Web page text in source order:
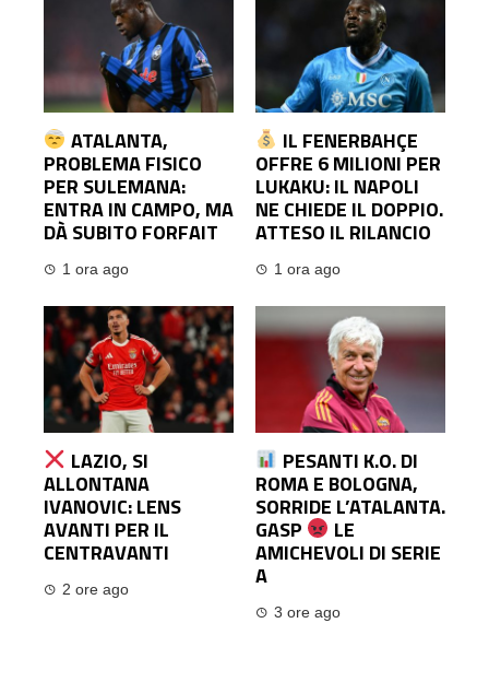
ATALANTA,
PROBLEMA FISICO
PER SULEMANA:
ENTRA IN CAMPO, MA
DÀ SUBITO FORFAIT
1 ora ago
IL FENERBAHÇE
OFFRE 6 MILIONI PER
LUKAKU: IL NAPOLI
NE CHIEDE IL DOPPIO.
ATTESO IL RILANCIO
1 ora ago
LAZIO, SI
ALLONTANA
IVANOVIC: LENS
AVANTI PER IL
CENTRAVANTI
2 ore ago
PESANTI K.O. DI
ROMA E BOLOGNA,
SORRIDE L’ATALANTA.
GASP LE
AMICHEVOLI DI SERIE
A
3 ore ago